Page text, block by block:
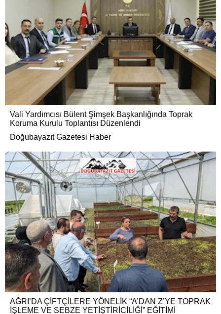
Vali Yardımcısı Bülent Şimşek Başkanlığında Toprak
Koruma Kurulu Toplantısı Düzenlendi
Doğubayazıt Gazetesi Haber
AĞRI’DA ÇİFTÇİLERE YÖNELİK “A’DAN Z’YE TOPRAK
İŞLEME VE SEBZE YETİŞTİRİCİLİĞİ” EĞİTİMİ